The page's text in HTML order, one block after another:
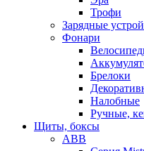
Трофи
Зарядные
Фонари
Брелоки
Налобные
Ручные,
Щиты, боксы
ABB